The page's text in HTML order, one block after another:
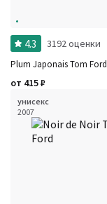
4.3 3192 оценки
Plum Japonais Tom Ford
от 415₽
унисекс
2007